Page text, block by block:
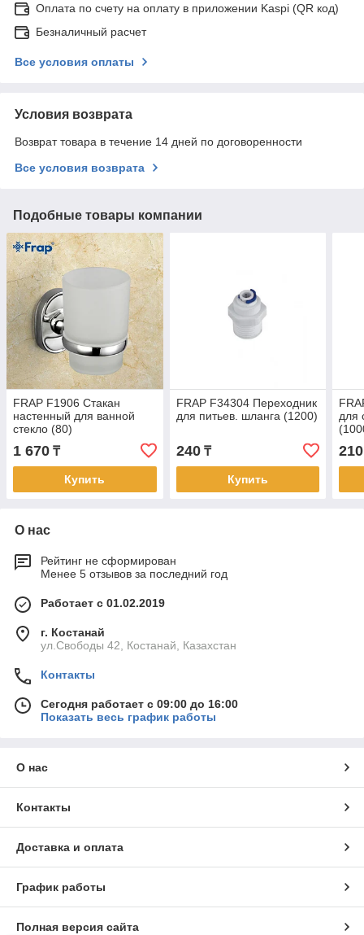
Оплата по счету на оплату в приложении Kaspi (QR код)
Безналичный расчет
Все условия оплаты
Условия возврата
Возврат товара в течение 14 дней по договоренности
Все условия возврата
Подобные товары компании
FRAP F1906 Стакан
настенный для ванной
стекло (80)
1 670 ₸
Купить
FRAP F34304 Переходник
для питьев. шланга (1200)
240₸
Купить
для
210
О нас
Рейтинг не сформирован
Менее 5 отзывов за последний год
Работает с 01.02.2019
г. Костанай
ул.Свободы 42, Костанай, Казахстан
Контакты
Сегодня работает с 09:00 до 16:00
Показать весь график работы
О нас
Контакты
Доставка и оплата
График работы
Полная версия сайта